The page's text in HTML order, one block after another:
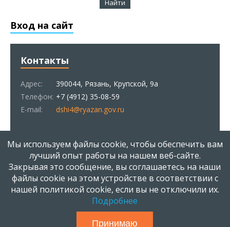
Вход на сайт
Контакты
Адрес:
390044, Рязань, Крупской, 9а
Телефон: +7 (4912) 35-08-59
E-mail:
dshi4@ryazan.gov.ru
Онлайн всего:1
Гостей:1
Пользователей:0
МБОУ ДОД "ДШИ № 4 им. Е.Г. Попова" | 1972 - 2026 |
Используются технологии
Мы используем файлы cookie, чтобы обеспечить вам
лучший опыт работы на нашем веб-сайте.
Закрывая это сообщение, вы соглашаетесь на наши
файлы cookie на этом устройстве в соответствии с
нашей политикой cookie, если вы не отключили их.
Подробнее
Принимаю